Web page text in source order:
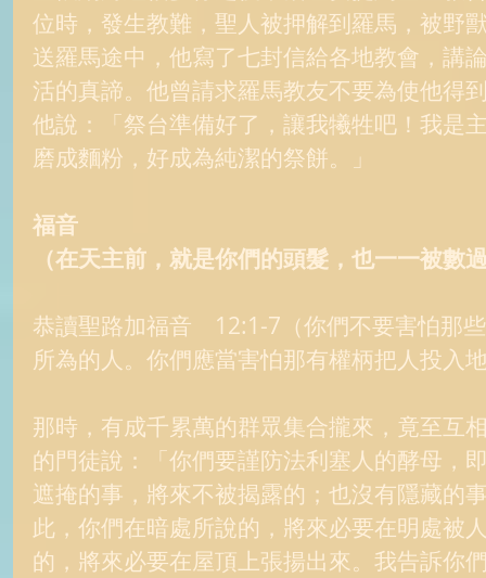
位時，發生教難，聖人被押解到羅馬，被野
送羅馬途中，他寫了七封信給各地教會，講
活的真諦。他曾請求羅馬教友不要為使他得
他說：「祭台準備好了，讓我犧牲吧！我是
磨成麵粉，好成為純潔的祭餅。」
福音
（在天主前，就是你們的頭髮，也一一被數
恭讀聖路加福音　12:1-7（你們不要害怕那
所為的人。你們應當害怕那有權柄把人投入
那時，有成千累萬的群眾集合攏來，竟至互
的門徒說：「你們要謹防法利塞人的酵母，
遮掩的事，將來不被揭露的；也沒有隱藏的
此，你們在暗處所說的，將來必要在明處被
的，將來必要在屋頂上張揚出來。我告訴你